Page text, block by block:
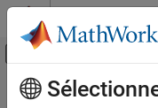
Passer au contenu
Activer/
Ressource
Contenu principal